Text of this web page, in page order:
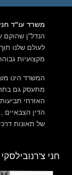
משרד עו"ד
הנדל"ן שהוקם
לעולם שלנו
מקצועיות
המשרד הינו
מתעסק גם
האזרחי
הדין הצבאיים ,
של תאונות
חני צ'רנובילסקי